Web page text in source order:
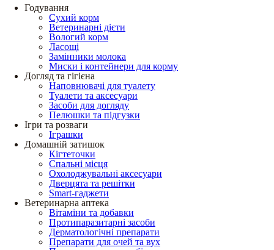
Годування
Сухий корм
Ветеринарні дієти
Вологий корм
Ласощі
Замінники молока
Миски і контейнери для корму
Догляд та гігієна
Наповнювачі для туалету
Туалети та аксесуари
Засоби для догляду
Пелюшки та підгузки
Ігри та розваги
Іграшки
Домашній затишок
Кігтеточки
Спальні місця
Охолоджувальні аксесуари
Дверцята та решітки
Smart-гаджети
Ветеринарна аптека
Вітаміни та добавки
Протипаразитарні засоби
Дерматологічні препарати
Препарати для очей та вух